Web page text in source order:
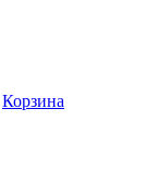
Корзина